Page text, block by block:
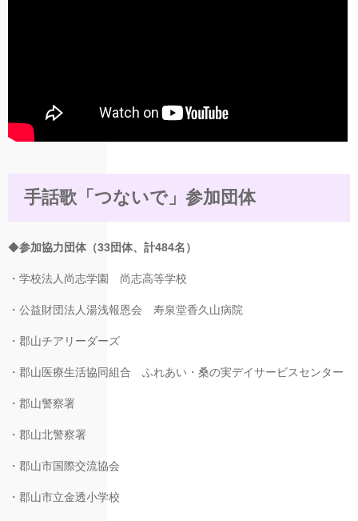
手話歌「つないで」参加団体
◆参加協力団体（33団体、計484名）
・学校法人尚志学園 尚志高等学校
・公益財団法人湯浅報恩会 寿泉堂香久山病院
・郡山チアリーダーズ
・郡山医療生活協同組合 ふれあい・桑の実デイサービスセンター
・郡山警察署
・郡山北警察署
・郡山市国際交流協会
・郡山市立金透小学校